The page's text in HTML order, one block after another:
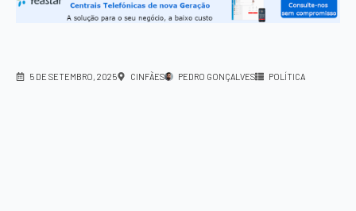
5 DE SETEMBRO, 2025 CINFÃES PEDRO GONÇALVES POLÍTICA